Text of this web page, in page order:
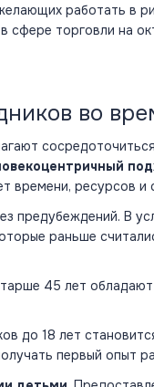
работать в
сфере торговли на
во
времени, ресурсов и
предубеждений. В
раньше
45 лет
до 18 лет
первый опыт